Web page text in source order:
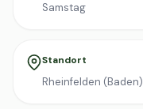
Samstag
Standort
Rheinfelden (Baden)